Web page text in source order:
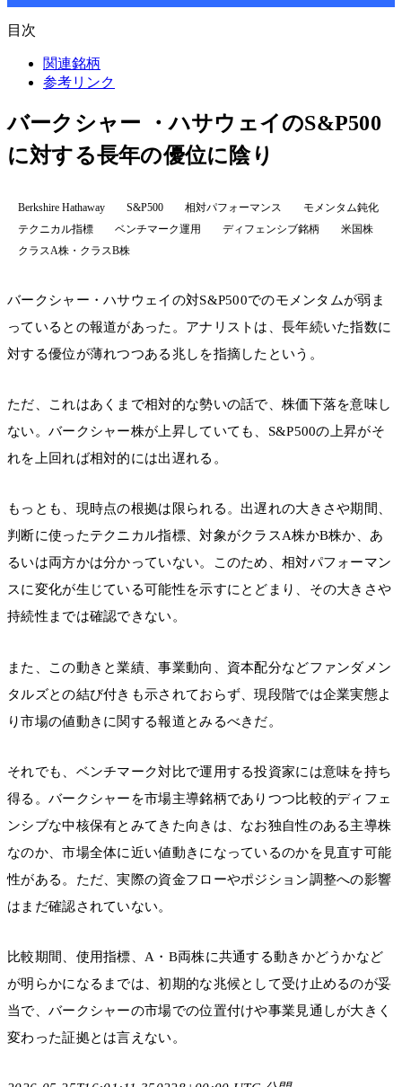
目次
関連銘柄
参考リンク
バークシャー ・ハサウェイのS&P500
に対する長年の優位に陰り
Berkshire Hathaway S&P500 相対パフォーマンス
モメンタム鈍化
テクニカル指標
ベンチマーク運用 ディフェンシブ銘柄
米国株
クラスA株・クラスB株
バークシャー・ハサウェイの対S&P500でのモメンタムが弱ま
っているとの報道があった。アナリストは、長年続いた指数に
対する優位が薄れつつある兆しを指摘したという。
ただ、これはあくまで相対的な勢いの話で、株価下落を意味し
ない。バークシャー株が上昇していても、S&P500の上昇がそ
れを上回れば相対的には出遅れる。
もっとも、現時点の根拠は限られる。出遅れの大きさや期間、
判断に使ったテクニカル指標、対象がクラスA株かB株か、あ
るいは両方かは分かっていない。このため、相対パフォーマン
スに変化が生じている可能性を示すにとどまり、その大きさや
持続性までは確認できない。
また、この動きと業績、事業動向、資本配分などファンダメン
タルズとの結び付きも示されておらず、現段階では企業実態よ
り市場の値動きに関する報道とみるべきだ。
それでも、ベンチマーク対比で運用する投資家には意味を持ち
得る。バークシャーを市場主導銘柄でありつつ比較的ディフェ
ンシブな中核保有とみてきた向きは、なお独自性のある主導株
なのか、市場全体に近い値動きになっているのかを見直す可能
性がある。ただ、実際の資金フローやポジション調整への影響
はまだ確認されていない。
比較期間、使用指標、A・B両株に共通する動きかどうかなど
が明らかになるまでは、初期的な兆候として受け止めるのが妥
当で、バークシャーの市場での位置付けや事業見通しが大きく
変わった証拠とは言えない。